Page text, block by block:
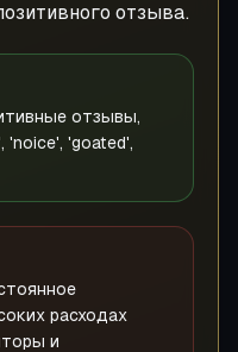
отзыва.
отзывы,
'noice', 'goated',
расходах
и